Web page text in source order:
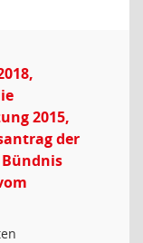
2015,
der